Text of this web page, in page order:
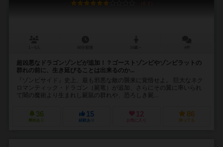
6.2
超凶悪なドラゴンゾンビが追加！？ゴーストゾンビやゾンビラットの
群れの前に、生き延びることは出来るのか...
『ゾンビサイド』史上、最も邪悪な敵の襲来に覚悟せよ。 巨大なネク
ロマンティック・ドラゴン（屍竜）が追加、さらにその翼に率いられ
て闇の魔術より生まれし屍鼠の群れや、恐ろしき屍...
36
興味あり
15
経験あり
12
お気に入り
86
持ってる